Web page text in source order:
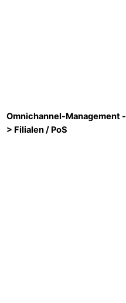
Omnichannel-Management -
> Filialen / PoS